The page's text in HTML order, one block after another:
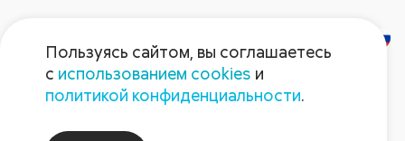
Новости
Пользуясь сайтом, вы соглашаетесь
с использованием cookies и
политикой конфиденциальности.